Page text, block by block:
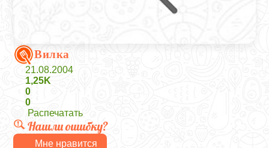
Вилка
21.08.2004
1,25K
0
0
Распечатать
Нашли ошибку?
Мне нравится